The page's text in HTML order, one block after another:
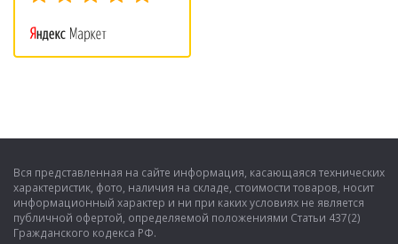
Вся представленная на сайте информация, касающаяся технических
характеристик, фото, наличия на складе, стоимости товаров, носит
информационный характер и ни при каких условиях не является
публичной офертой, определяемой положениями Статьи 437(2)
Гражданского кодекса РФ.